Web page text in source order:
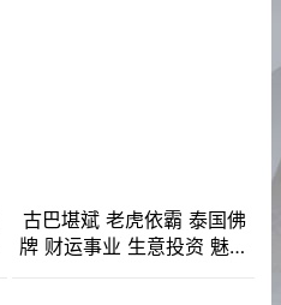
古巴堪斌 老虎依霸 泰国佛
牌 财运事业 生意投资 魅力